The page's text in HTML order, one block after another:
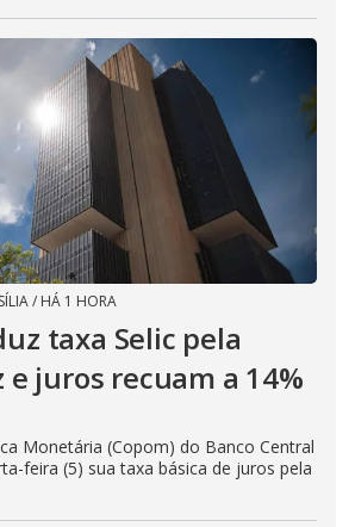
/ HÁ 1 HORA
taxa Selic pela
juros recuam a 14%
Monetária (Copom) do Banco Central
feira (5) sua taxa básica de juros pela